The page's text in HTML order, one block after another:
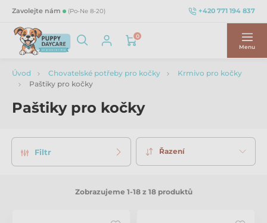
Zavolejte nám (Po-Ne 8-20) +420 771 194 837
0
Menu
Úvod Chovatelské potřeby pro kočky
Krmivo pro kočky
Paštiky pro kočky
Paštiky pro kočky
Filtr Řazení
Zobrazujeme 1-18 z 18 produktů